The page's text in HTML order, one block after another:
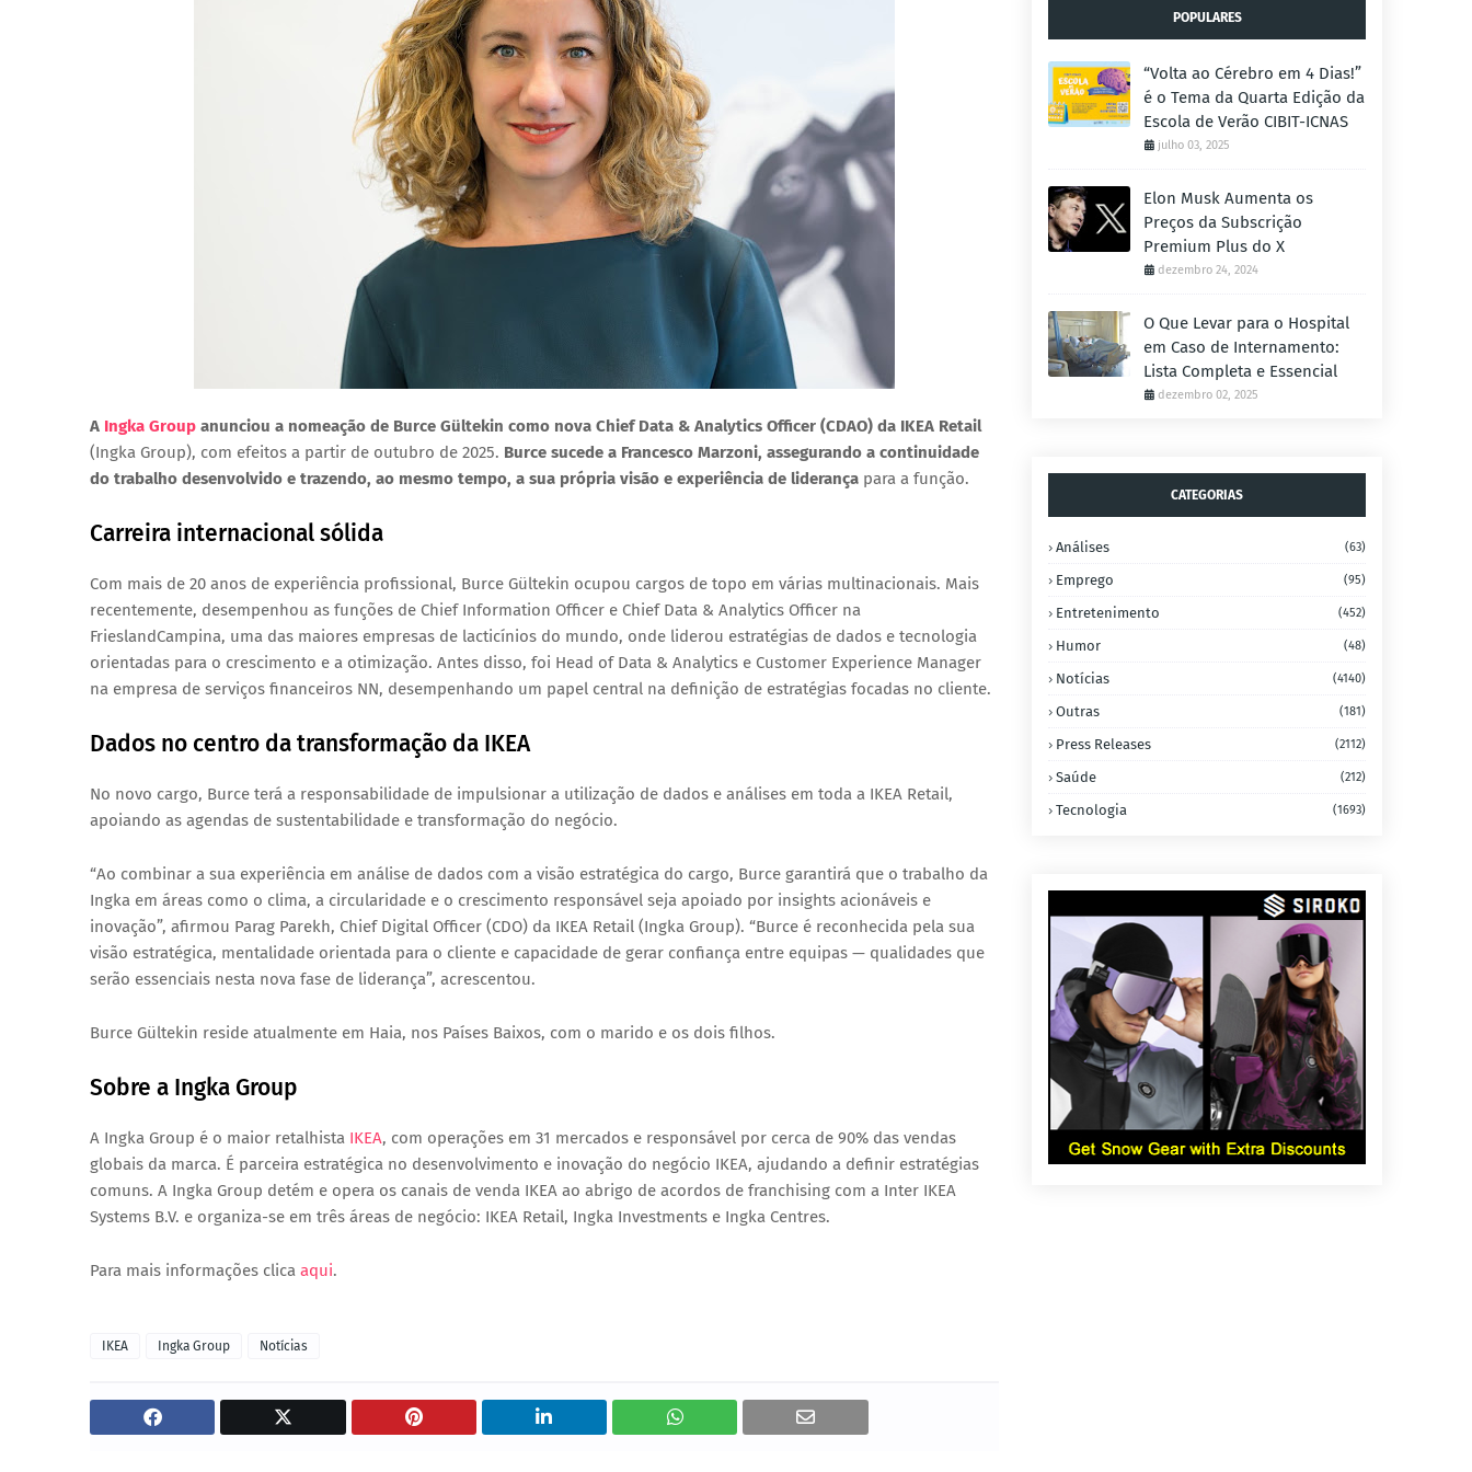
A Ingka Group anunciou a nomeação de Burce Gültekin como nova Chief Data & Analytics Officer (CDAO) da IKEA Retail
(Ingka Group), com efeitos a partir de outubro de 2025. Burce sucede a Francesco Marzoni, assegurando a continuidade
do trabalho desenvolvido e trazendo, ao mesmo tempo, a sua própria visão e experiência de liderança para a função.
Carreira internacional sólida
Com mais de 20 anos de experiência profissional, Burce Gültekin ocupou cargos de topo em várias multinacionais. Mais
recentemente, desempenhou as funções de Chief Information Officer e Chief Data & Analytics Officer na
FrieslandCampina, uma das maiores empresas de lacticínios do mundo, onde liderou estratégias de dados e tecnologia
orientadas para o crescimento e a otimização. Antes disso, foi Head of Data & Analytics e Customer Experience Manager
na empresa de serviços financeiros NN, desempenhando um papel central na definição de estratégias focadas no cliente.
Dados no centro da transformação da IKEA
No novo cargo, Burce terá a responsabilidade de impulsionar a utilização de dados e análises em toda a IKEA Retail,
apoiando as agendas de sustentabilidade e transformação do negócio.
“Ao combinar a sua experiência em análise de dados com a visão estratégica do cargo, Burce garantirá que o trabalho da
Ingka em áreas como o clima, a circularidade e o crescimento responsável seja apoiado por insights acionáveis e
inovação”, afirmou Parag Parekh, Chief Digital Officer (CDO) da IKEA Retail (Ingka Group). “Burce é reconhecida pela sua
visão estratégica, mentalidade orientada para o cliente e capacidade de gerar confiança entre equipas — qualidades que
serão essenciais nesta nova fase de liderança”, acrescentou.
Burce Gültekin reside atualmente em Haia, nos Países Baixos, com o marido e os dois filhos.
Sobre a Ingka Group
A Ingka Group é o maior retalhista IKEA, com operações em 31 mercados e responsável por cerca de 90% das vendas
globais da marca. É parceira estratégica no desenvolvimento e inovação do negócio IKEA, ajudando a definir estratégias
comuns. A Ingka Group detém e opera os canais de venda IKEA ao abrigo de acordos de franchising com a Inter IKEA
Systems B.V. e organiza-se em três áreas de negócio: IKEA Retail, Ingka Investments e Ingka Centres.
Para mais informações clica aqui.
IKEA Ingka Group Notícias
POPULARES
“Volta ao Cérebro em 4 Dias!”
é o Tema da Quarta Edição da
Escola de Verão CIBIT-ICNAS
julho 03, 2025
Elon Musk Aumenta os
Preços da Subscrição
Premium Plus do X
dezembro 24, 2024
O Que Levar para o Hospital
em Caso de Internamento:
Lista Completa e Essencial
dezembro 02, 2025
CATEGORIAS
Análises (63)
Emprego (95)
Entretenimento (452)
Humor (48)
Notícias (4140)
Outras (181)
Press Releases (2112)
Saúde (212)
Tecnologia (1693)